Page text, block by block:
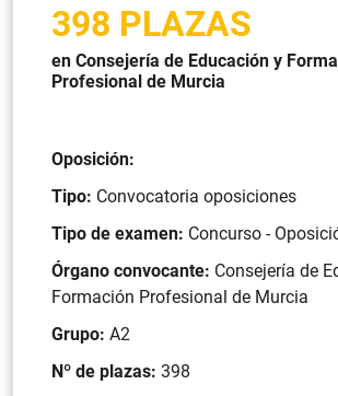
398 PLAZAS
en Consejería de Educación y
Profesional de Murcia
Oposición:
Tipo: Convocatoria oposiciones
Tipo de examen: Concurso -
Órgano convocante: Consejería de
Formación Profesional de Murcia
Grupo: A2
Nº de plazas: 398